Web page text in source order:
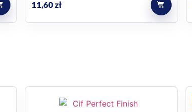
11,60zł